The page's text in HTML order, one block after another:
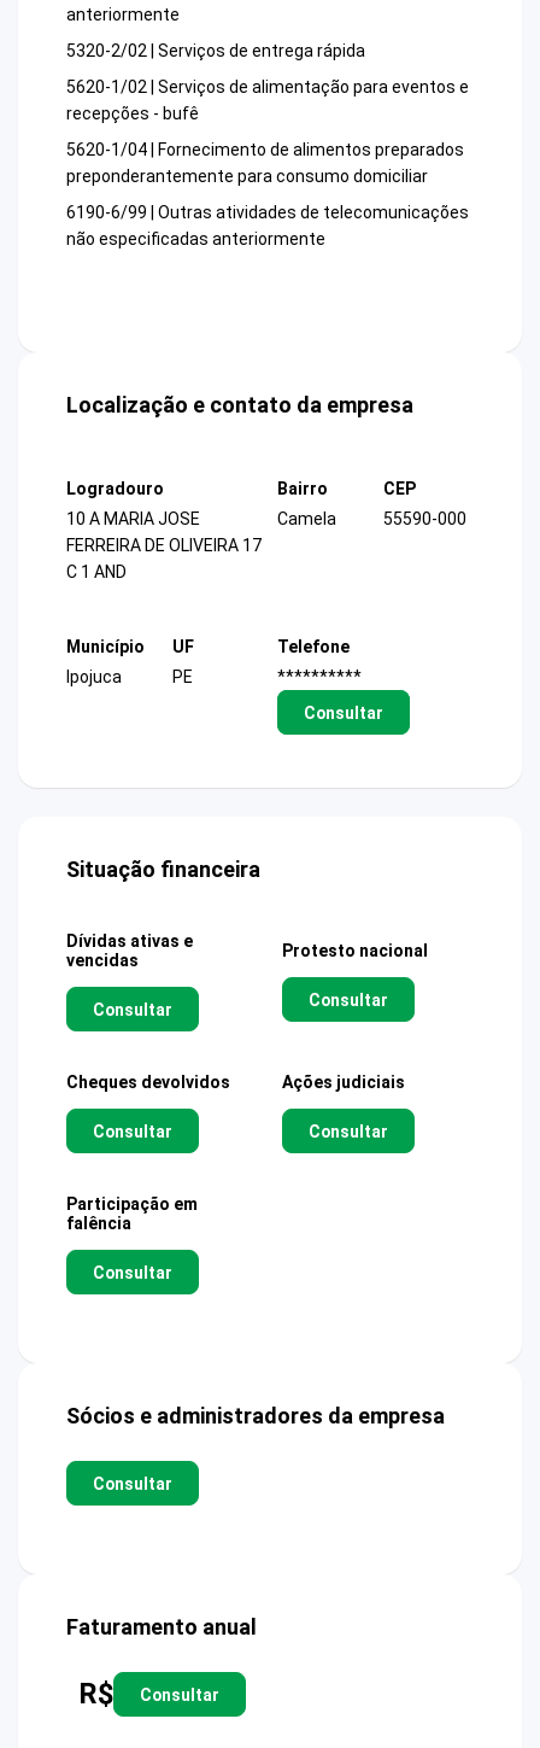
anteriormente
5320-2/02 | Serviços de entrega rápida
5620-1/02 | Serviços de alimentação para eventos e
recepções - bufê
5620-1/04 | Fornecimento de alimentos preparados
preponderantemente para consumo domiciliar
6190-6/99 | Outras atividades de telecomunicações
não especificadas anteriormente
Localização e contato da empresa
Logradouro
10 A MARIA JOSE
FERREIRA DE OLIVEIRA 17
C 1 AND
Bairro
Camela
CEP
55590-000
Município
Ipojuca
UF
PE
Telefone
**********
Consultar
Situação financeira
Dívidas ativas e
vencidas
Consultar
Protesto nacional
Consultar
Cheques devolvidos
Consultar
Ações judiciais
Consultar
Participação em
falência
Consultar
Sócios e administradores da empresa
Consultar
Faturamento anual
R$ Consultar